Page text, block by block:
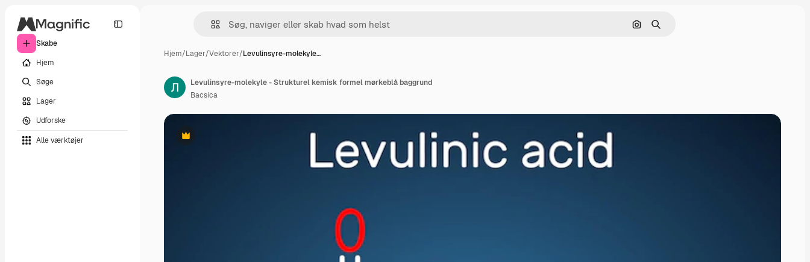
Skabe
Hjem
Søge
Lager
Udforske
Alle værktøjer
Søg efter billede
Søge
Hjem/Lager/Vektorer/Levulinsyre-molekyle…
Præmie
Levulinsyre-molekyle - Strukturel kemisk formel mørkeblå baggrund
Bacsica